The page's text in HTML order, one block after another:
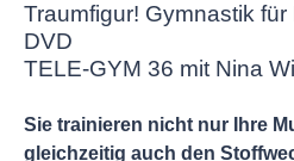
Traumfigur! Gymnastik
DVD
TELE-GYM 36 mit Nina
Sie trainieren nicht nur Ihre
gleichzeitig auch den